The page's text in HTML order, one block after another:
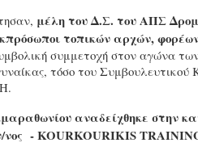
μέλη του Δ.Σ. του ΑΠΣ
τοπικών αρχών,
συμμετοχή στον αγώνα
τόσο του
αναδείχθηκε στην
/νος - KOURKOURIKIS